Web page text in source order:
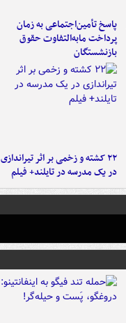
پاسخ تأمین‌اجتماعی به زمان
پرداخت مابه‌التفاوت حقوق
بازنشستگان
۲۲ کشته و زخمی بر اثر تیراندازی
در یک مدرسه در تایلند+ فیلم